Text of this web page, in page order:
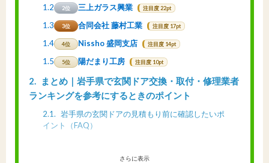
1.2 2位 三上ガラス興業 注目度 22pt
1.3 3位 合同会社 藤村工業 注目度 17pt
1.4 4位 Nissho 盛岡支店 注目度 14pt
1.5 5位 陽だまり工房 注目度 10pt
2
まとめ｜岩手県で玄関ドア交換・取付・修理業者
ランキングを参考にするときのポイント
2.1
岩手県の玄関ドアの見積もり前に確認したいポ
イント（FAQ）
さらに表示